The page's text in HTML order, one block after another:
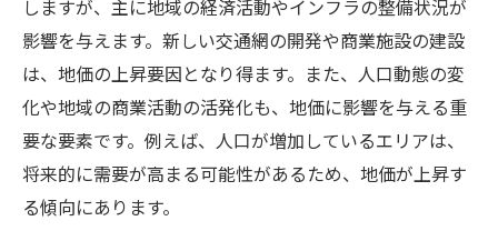
しますが、主に地域の経済活動やインフラの整備状況が
影響を与えます。新しい交通網の開発や商業施設の建設
は、地価の上昇要因となり得ます。また、人口動態の変
化や地域の商業活動の活発化も、地価に影響を与える重
要な要素です。例えば、人口が増加しているエリアは、
将来的に需要が高まる可能性があるため、地価が上昇す
る傾向にあります。